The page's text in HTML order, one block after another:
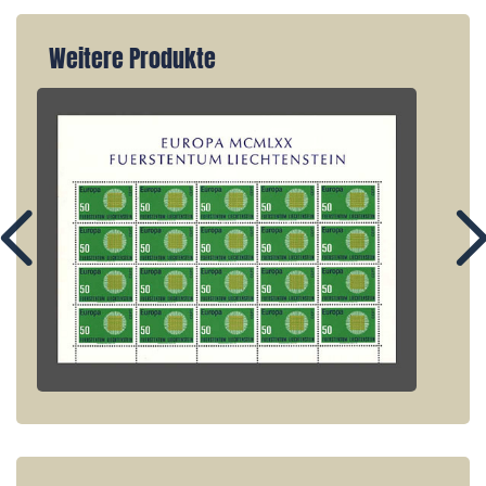
Weitere Produkte